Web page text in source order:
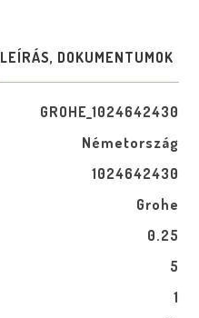
LEÍRÁS, DOKUMENTUMOK
GROHE_1024642430
Németország
1024642430
Grohe
0.25
5
1